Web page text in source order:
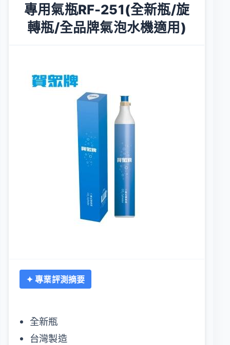
專用氣瓶RF-251(全新瓶/旋
轉瓶/全品牌氣泡水機適用)
✦ 專業評測摘要
全新瓶
台灣製造